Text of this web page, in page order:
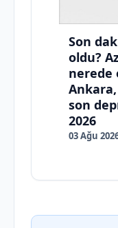
Son
oldu?
nerede
son
2026
03 Ağu